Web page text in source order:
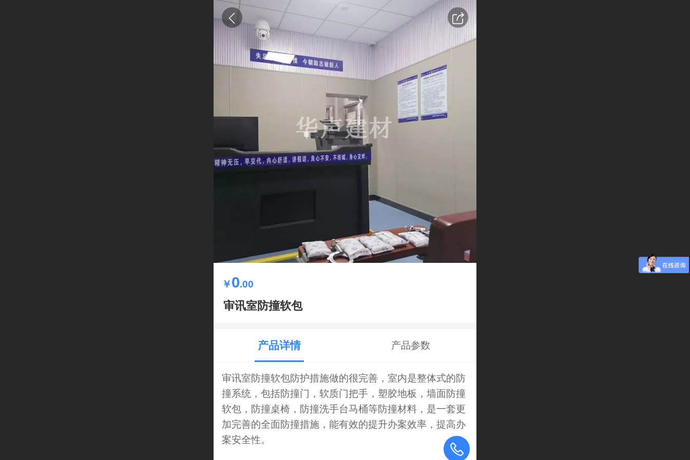
￥0.00
审讯室防撞软包
产品详情 产品参数
审讯室防撞软包防护措施做的很完善，室内是整体式的防
撞系统，包括防撞门，软质门把手，塑胶地板，墙面防撞
软包，防撞桌椅，防撞洗手台马桶等防撞材料，是一套更
加完善的全面防撞措施，能有效的提升办案效率，提高办
案安全性。